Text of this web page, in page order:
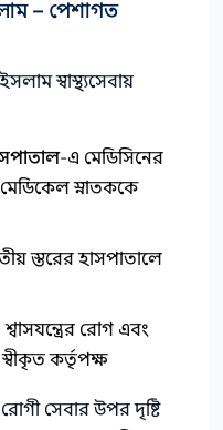
– পেশাগত
স্বাস্থ্যসেবায়
-এ মেডিসিনের
স্নাতককে
স্তরের হাসপাতালে
রোগ এবং
কর্তৃপক্ষ
সেবার উপর দৃষ্টি